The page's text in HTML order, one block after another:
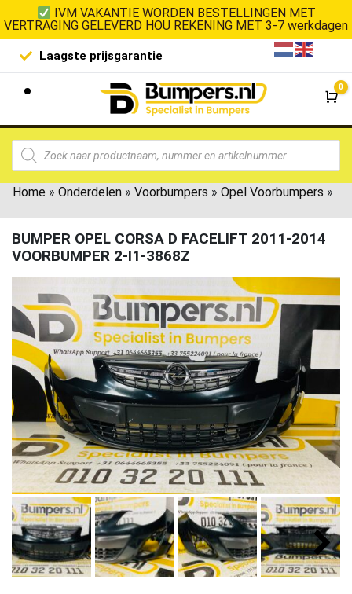
IVM VAKANTIE WORDEN BESTELLINGEN MET
VERTRAGING GELEVERD HOU REKENING MET 3-7 werkdagen
Laagste prijsgarantie De
0
Home » Onderdelen » Voorbumpers » Opel Voorbumpers »
BUMPER OPEL CORSA D FACELIFT 2011-2014
VOORBUMPER 2-I1-3868Z